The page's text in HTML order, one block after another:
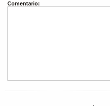
Comentario: